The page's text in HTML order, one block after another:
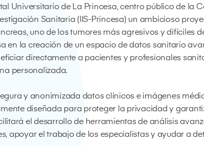
Universitario de La Princesa, centro público de la
Sanitaria (IIS-Princesa) un ambicioso
uno de los tumores más agresivos y difíciles
en la creación de un espacio de datos sanitario
directamente a pacientes y profesionales
personalizada.
y anonimizada datos clínicos e imágenes
diseñada para proteger la privacidad y
el desarrollo de herramientas de análisis
apoyar el trabajo de los especialistas y ayudar a